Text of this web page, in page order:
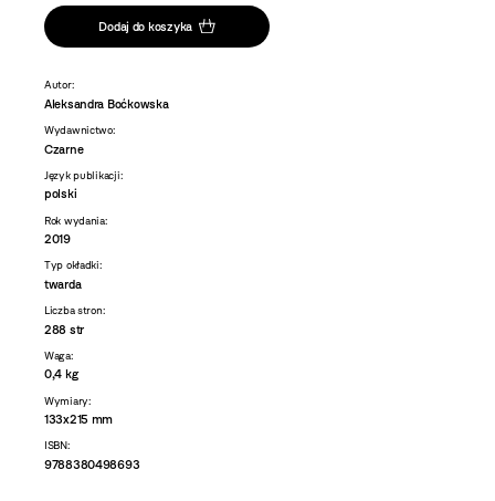
Dodaj do koszyka
Autor:
Aleksandra Boćkowska
Wydawnictwo:
Czarne
Język publikacji:
polski
Rok wydania:
2019
Typ okładki:
twarda
Liczba stron:
288 str
Waga:
0,4 kg
Wymiary:
133x215 mm
ISBN:
9788380498693